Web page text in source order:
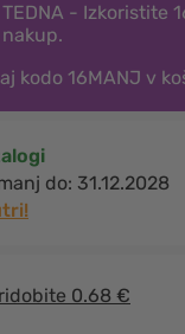
- Izkoristite
kodo 16MANJ v
do: 31.12.2028
0.68 €